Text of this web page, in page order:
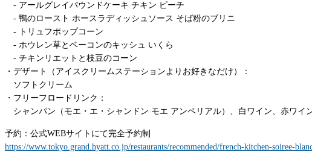
‐ アールグレイパウンドケーキ チキン ピーチ
‐ 鴨のロースト ホースラディッシュソース そば粉のブリニ
‐ トリュフポップコーン
‐ ホウレン草とベーコンのキッシュ いくら
‐ チキンリエットと枝豆のコーン
・デザート（アイスクリームステーションよりお好きなだけ）：
ソフトクリーム
・フリーフロードリンク：
シャンパン（モエ・エ・シャンドン モエ アンペリアル）、白ワイン、赤ワイ
予約：公式WEBサイトにて完全予約制
https://www.tokyo.grand.hyatt.co.jp/restaurants/recommended/french-kitchen-soiree-